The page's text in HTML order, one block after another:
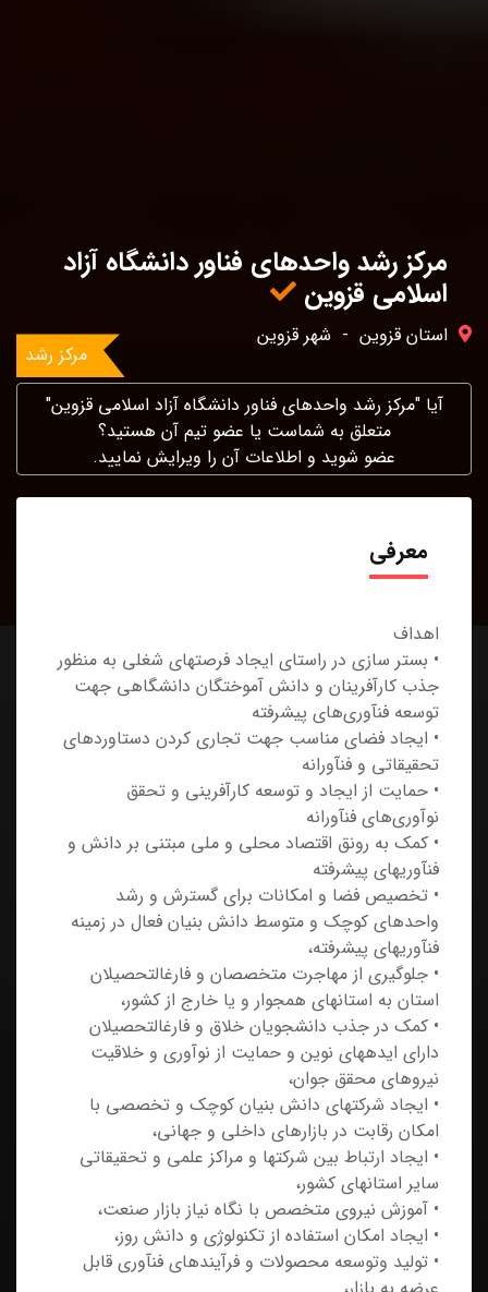
مرکز رشد واحدهای فناور دانشگاه آزاد
اسلامی قزوین
استان قزوين - شهر قزوین
مرکز رشد
آیا "مرکز رشد واحدهای فناور دانشگاه آزاد اسلامی قزوین"
متعلق به شماست یا عضو تیم آن هستید؟
عضو شوید و اطلاعات آن را ویرایش نمایید.
معرفی
اهداف
• بستر سازى در راستاى ايجاد فرصت‏‎هاى شغلى به منظور
جذب كارآفرينان و دانش آموختگان دانشگاهى جهت
توسعه فن‎آورى‌هاى پيشرفته
• ايجاد فضاى مناسب جهت تجارى كردن دستاوردهاى
تحقيقاتى و فن‏‎آورانه
• حمايت از ايجاد و توسعه كارآفرينى و تحقق
نوآورى‌هاى فن‏‎آورانه
• كمك به رونق اقتصاد محلى و ملی مبتنى بر دانش و
فن‎آوريهاى پيشرفته
• تخصيص فضا و امكانات براى گسترش و رشد
واحدهاى كوچك و متوسط دانش بنيان فعال در زمينه
فن‎‏آوري‏هاى پيشرفته،
• جلوگیری از مهاجرت متخصصان و فارغ‏‎التحصیلان
استان به استان‏های همجوار و یا خارج از کشور،
• کمک در جذب دانشجويان خلاق و فارغ‎­التحصيلان
داراي ايده‎‏هاي نوين و حمایت از نوآوری و خلاقیت
نیروهای محقق جوان،
• ايجاد شرکت‏‎هاي دانش بنيان کوچک و تخصصي با
امکان رقابت در بازارهای داخلي و جهاني،
• ایجاد ارتباط بین شرکت‎‏ها و مراکز علمی و تحقیقاتی
سایر استان‏‎های کشور،
• آموزش نيروي متخصص با نگاه نياز بازار صنعت،
• ايجاد امکان استفاده از تکنولوژي و دانش روز،
• تولید وتوسعه محصولات و فرآیندهای فن‏آوری قابل